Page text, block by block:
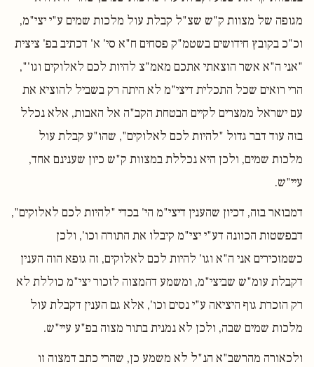
מגופה של מצוות ק"ש שצ"ל קבלת עול מלכות שמים ע"י יצי"מ,
וכ"כ בקובץ חידושים בשטמ"ק פסחים ח"א סי' א' דכתיב בפ' ציצית
"אני ה"א אשר הוצאתי אתכם מאמ"צ להיות לכם לאלוקים וגו'",
הרי רואים שכל התכלית דיצי"מ לא היתה רק בשביל להוציא את
עם ישראל ממצרים לקיים הבטחת הקב"ה אל האבות, אלא נכלל
בזה עוד דבר גדול "להיות לכם לאלוקים", שהו"ע קבלת עול
מלכות שמים, ולכן היא נכללת במצוות ק"ש כיון שענינם אחד,
עיי"ש.
דמבואר בזה, דכיון שהענין דיצי"מ הי' בכדי "להיות לכם לאלוקים",
דבפשטות הכוונה דע"י יצי"מ קיבלו את התורה וכו', ולכן
כשמזכירים אני ה"א וגו' להיות לכם לאלוקים, זה גופא הוה הענין
דקבלת עומ"ש שביצי"מ, ומשמע דהמצוה לזכור יצי"מ כוללת לא
רק הזכרת גוף היציאה ע"י נסים וכו', אלא גם הענין דקבלת עול
מלכות שמים שבה, ולכן לא נמנית בתור מצוה בפ"ע עיי"ש.
ולכאורה מהרשב"א הנ"ל לא משמע כן, שהרי כתב דמצוה זו